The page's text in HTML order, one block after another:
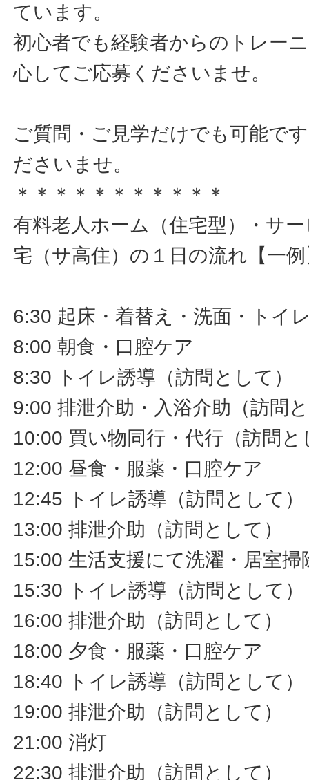
ています。
初心者でも経験者からのトレー
心してご応募くださいませ。
ご質問・ご見学だけでも可能で
ださいませ。
＊＊＊＊＊＊＊＊＊＊＊
有料老人ホーム（住宅型）・サ
宅（サ高住）の１日の流れ【一
6:30 起床・着替え・洗面・トイ
8:00 朝食・口腔ケア
8:30 トイレ誘導（訪問として）
9:00 排泄介助・入浴介助（訪問
10:00 買い物同行・代行（訪問と
12:00 昼食・服薬・口腔ケア
12:45 トイレ誘導（訪問として）
13:00 排泄介助（訪問として）
15:00 生活支援にて洗濯・居室
15:30 トイレ誘導（訪問として）
16:00 排泄介助（訪問として）
18:00 夕食・服薬・口腔ケア
18:40 トイレ誘導（訪問として）
19:00 排泄介助（訪問として）
21:00 消灯
22:30 排泄介助（訪問として）